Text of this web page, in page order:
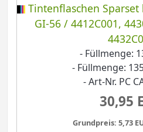
Tintenflaschen
GI-56 / 4412C001,
- Füllmenge:
- Füllmenge:
- Art-Nr. PC
30,95
Grundpreis: 5,73